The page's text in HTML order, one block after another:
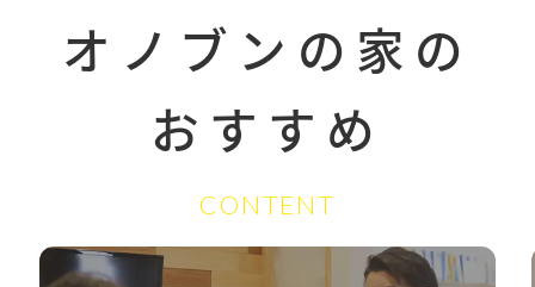
オノブンの家の
おすすめ
CONTENT